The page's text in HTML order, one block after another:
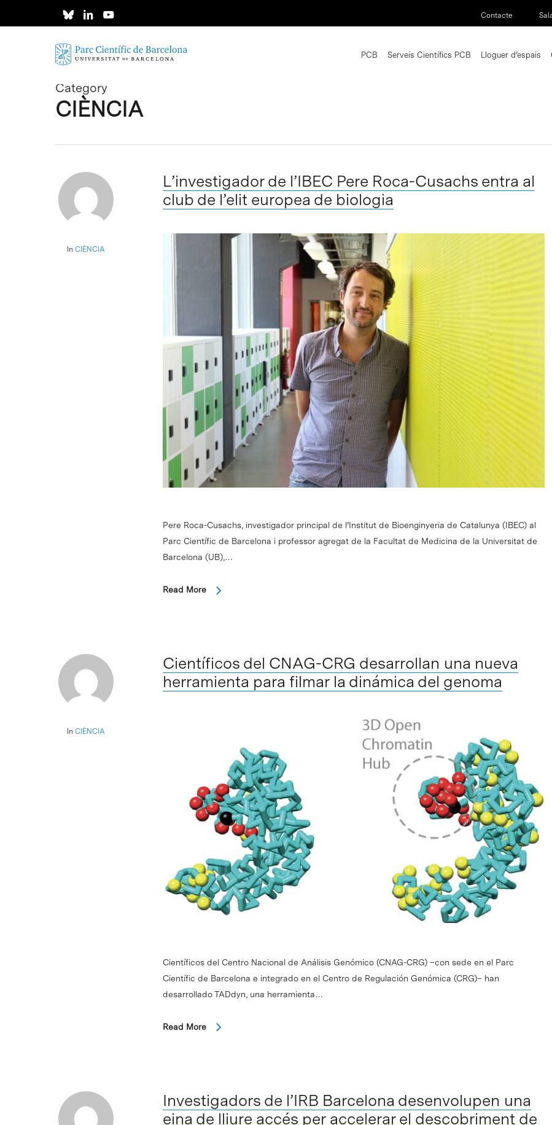
Contacte
Intro per buscar o ESC per tancar
PCB Serveis Científics PCB Lloguer d’espais
Category
CIÈNCIA
In CIÈNCIA
L’investigador de l’IBEC Pere Roca-Cusachs entra al
club de l’elit europea de biologia
Pere Roca-Cusachs, investigador principal de l’Institut de Bioenginyeria de Catalunya (IBEC) al
Parc Científic de Barcelona i professor agregat de la Facultat de Medicina de la Universitat de
Barcelona (UB),…
Read More
In CIÈNCIA
Científicos del CNAG-CRG desarrollan una nueva
herramienta para filmar la dinámica del genoma
Científicos del Centro Nacional de Análisis Genómico (CNAG-CRG) –con sede en el Parc
Científic de Barcelona e integrado en el Centro de Regulación Genómica (CRG)– han
desarrollado TADdyn, una herramienta…
Read More
Investigadors de l’IRB Barcelona desenvolupen una
eina de lliure accés per accelerar el descobriment de